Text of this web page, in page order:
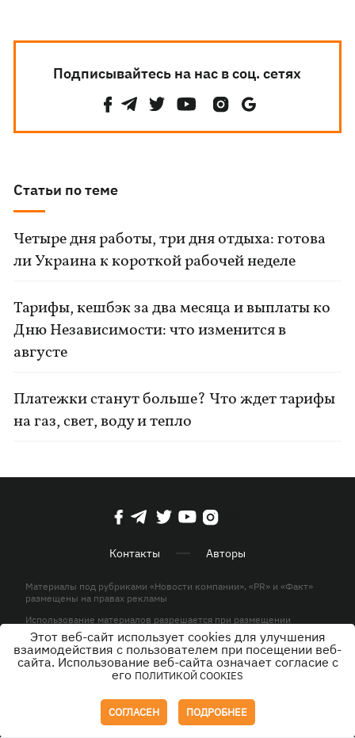
Подписывайтесь на нас в соц. сетях
Статьи по теме
Четыре дня работы, три дня отдыха: готова
ли Украина к короткой рабочей неделе
Тарифы, кешбэк за два месяца и выплаты ко
Дню Независимости: что изменится в
августе
Платежки станут больше? Что ждет тарифы
на газ, свет, воду и тепло
Контакты Авторы
Материалы под рубриками «Новости компании», «PR» и «Факт»
размещены на правах рекламы
Использование материалов разрешается при размещении
активной гиперссылки на KP.UA в первом абзаце.
© ООО «ЮЛАВ МЕДИА»,2026. Все права защищены.
Этот веб-сайт использует cookies для улучшения
взаимодействия с пользователем при посещении веб-
сайта. Использование веб-сайта означает согласие с
его ПОЛИТИКОЙ COOKIES
СОГЛАСЕН ПОДРОБНЕЕ